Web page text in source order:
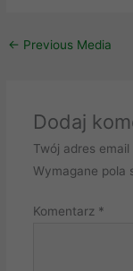
← Previous Media
Dodaj
Twój adres
Wymagane pola
Komentarz *